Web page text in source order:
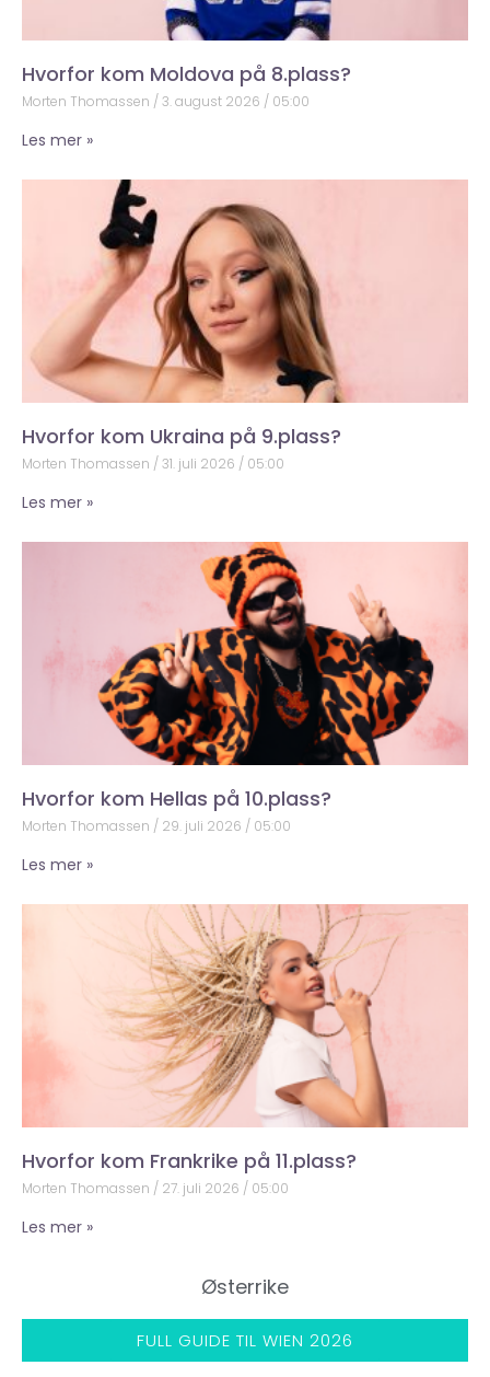
Hvorfor kom Moldova på 8.plass?
Morten Thomassen 3. august 2026 05:00
Les mer »
Hvorfor kom Ukraina på 9.plass?
Morten Thomassen 31. juli 2026 05:00
Les mer »
Hvorfor kom Hellas på 10.plass?
Morten Thomassen 29. juli 2026 05:00
Les mer »
Hvorfor kom Frankrike på 11.plass?
Morten Thomassen 27. juli 2026 05:00
Les mer »
Østerrike
FULL GUIDE TIL WIEN 2026